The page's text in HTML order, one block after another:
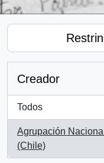
Creador
Todos
Agrupación
(Chile)
, 1 resultados